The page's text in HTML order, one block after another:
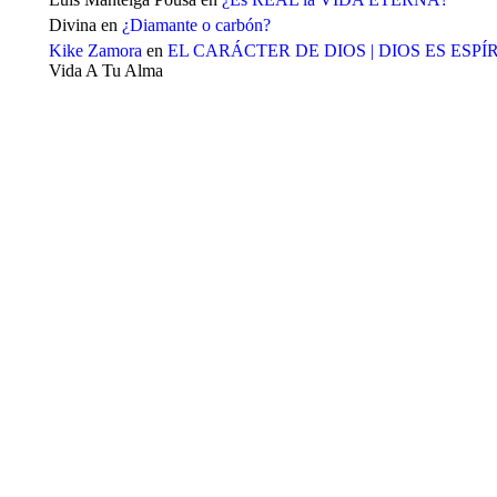
Divina en ¿Diamante o carbón?
Kike Zamora en EL CARÁCTER DE DIOS | DIOS ES
Vida A Tu Alma